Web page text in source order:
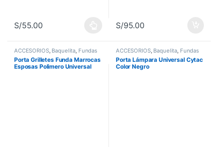
S/55.00
Este producto tiene múltiples variantes. Las opciones se
S/95.00
ACCESORIOS, Baquelita, Fundas
Porta Grilletes Funda Marrocas
Esposas Polimero Universal
ACCESORIOS, Baquelita, Fundas
Porta Lámpara Universal Cytac
Color Negro